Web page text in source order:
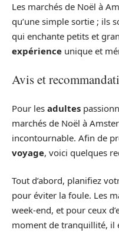
Les marchés de Noël à
qu’une simple sortie ; ils
qui enchante petits et
expérience unique et
Avis et
Pour les adultes
marchés de Noël à
incontournable. Afin de
voyage, voici quelques
Tout d’abord, planifiez
pour éviter la foule. Les
week-end, et pour ceux
moment de tranquillité, il